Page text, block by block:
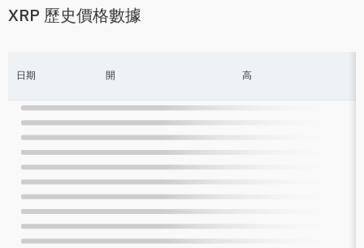
XRP 歷史價格數據
日期 開 高